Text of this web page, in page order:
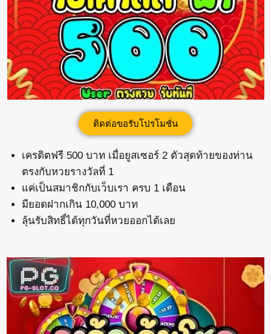
ติดต่อขอรับโปรโมชั่น
เครดิตฟรี 500 บาท เมื่อยูสเซอร์ 2 ตัวสุดท้ายของท่าน
ตรงกับหวยรางวัลที่ 1
แค่เป็นสมาชิกกับเว็บเรา ครบ 1 เดือน
มียอดฝากเกิน 10,000 บาท
ลุ้นรับสิทธิ์ได้ทุกวันที่หวยออกได้เลย